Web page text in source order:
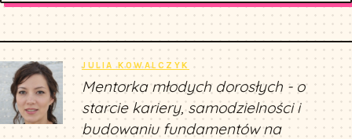
JULIA KOWALCZYK
Mentorka młodych dorosłych - o
starcie kariery, samodzielności i
budowaniu fundamentów na